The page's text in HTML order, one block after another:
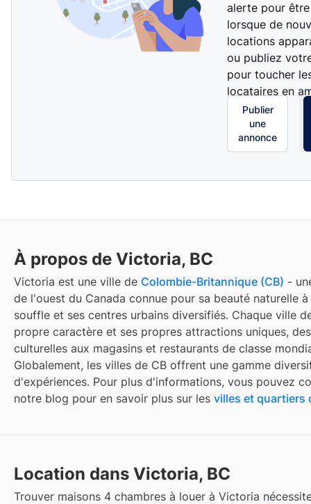
alerte pour
lorsque de
locations
ou publiez
pour toucher
locataires en
Publier
une
annonce
À propos de Victoria, BC
Victoria est une ville de Colombie-Britannique (CB) -
de l'ouest du Canada connue pour sa beauté naturelle
souffle et ses centres urbains diversifiés. Chaque ville
propre caractère et ses propres attractions uniques,
culturelles aux magasins et restaurants de classe
Globalement, les villes de CB offrent une gamme
d'expériences. Pour plus d'informations, vous pouvez
notre blog pour en savoir plus sur les villes et quartiers
Location dans Victoria, BC
Trouver maisons 4 chambres à louer à Victoria